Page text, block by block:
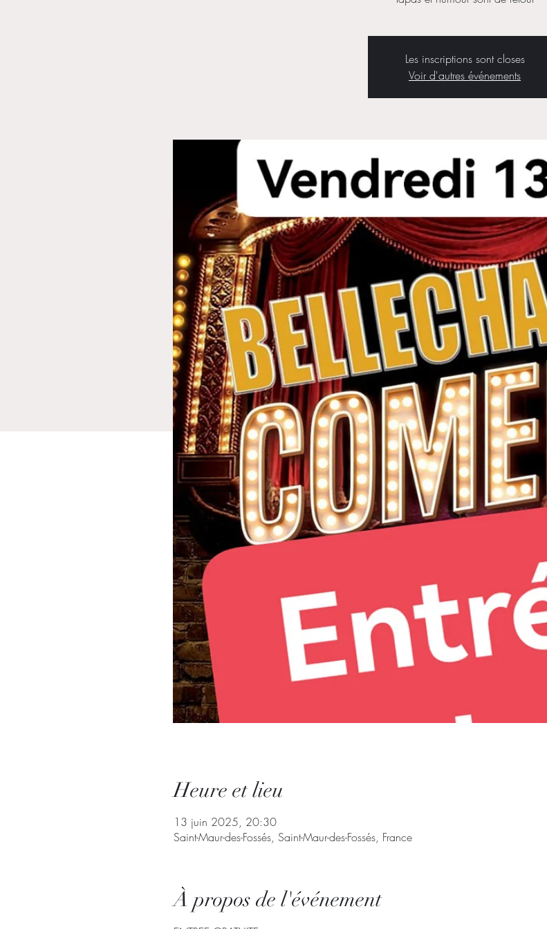
Les inscriptions sont closes
Voir d'autres événements
Heure et lieu
13 juin 2025, 20:30
Saint-Maur-des-Fossés, Saint-Maur-des-Fossés, France
À propos de l'événement